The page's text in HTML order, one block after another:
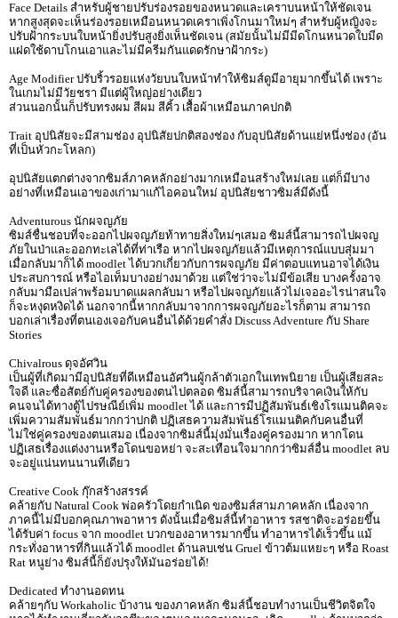
Face Details สำหรับผู้ชายปรับร่องรอยของหนวดและเคราบนหน้าให้ชัดเจน
หากสูงสุดจะเห็นร่องรอยเหมือนหนวดเคราเพิ่งโกนมาใหม่ๆ สำหรับผู้หญิงจะ
ปรับฝ้ากระบนใบหน้ายิ่งปรับสูงยิ่งเห็นชัดเจน (สมัยนั้นไม่มีมีดโกนหนวดใบมีด
แฝดใช้ดาบโกนเอาและไม่มีครีมกันแดดรักษาฝ้ากระ)
Age Modifier ปรับริ้วรอยแห่งวัยบนใบหน้าทำให้ซิมส์ดูมีอายุมากขึ้นได้ เพราะ
ในเกมไม่มีวัยชรา มีแต่ผู้ใหญ่อย่างเดียว
ส่วนนอกนั้นก็ปรับทรงผม สีผม สีคิ้ว เสื้อผ้าเหมือนภาคปกติ
Trait อุปนิสัยจะมีสามช่อง อุปนิสัยปกติสองช่อง กับอุปนิสัยด้านแย่หนึ่งช่อง (อัน
ที่เป็นหัวกะโหลก)
อุปนิสัยแตกต่างจากซิมส์ภาคหลักอย่างมากเหมือนสร้างใหม่เลย แต่ก็มีบาง
อย่างที่เหมือนเอาของเก่ามาแก้ไอคอนใหม่ อุปนิสัยชาวซิมส์มีดังนี้
Adventurous นักผจญภัย
ซิมส์ชื่นชอบที่จะออกไปผจญภัยท้าทายสิ่งใหม่ๆเสมอ ซิมส์นี้สามารถไปผจญ
ภัยในป่าและออกทะเลได้ที่ท่าเรือ หากไปผจญภัยแล้วมีเหตุการณ์แบบสุ่มมา
เมื่อกลับมาก็ได้ moodlet ได้บวกเกี่ยวกับการผจญภัย มีค่าตอบแทนอาจได้เงิน
ประสบการณ์ หรือไอเท็มบางอย่างมาด้วย แต่ใช่ว่าจะไม่มีข้อเสีย บางครั้งอาจ
กลับมามือเปล่าพร้อมบาดแผลกลับมา หรือไปผจญภัยแล้วไม่เจออะไรน่าสนใจ
ก็จะหงุดหงิดได้ นอกจากนี้หากกลับมาจากการผจญภัยอะไรก็ตาม สามารถ
บอกเล่าเรื่องที่ตนเองเจอกับคนอื่นได้ด้วยคำสั่ง Discuss Adventure กับ Share
Stories
Chivalrous ดุจอัศวิน
เป็นผู้ที่เกิดมามีอุปนิสัยที่ดีเหมือนอัศวินผู้กล้าตัวเอกในเทพนิยาย เป็นผู้เสียสละ
ใจดี และซื่อสัตย์กับคู่ครองของตนไปตลอด ซิมส์นี้สามารถบริจาคเงินให้กับ
คนจนได้ทางตู้ไปรษณีย์เพิ่ม moodlet ได้ และการมีปฏิสัมพันธ์เชิงโรแมนติคจะ
เพิ่มความสัมพันธ์มากกว่าปกติ ปฏิเสธความสัมพันธ์โรแมนติคกับคนอื่นที่
ไม่ใช่คู่ครองของตนเสมอ เนื่องจากซิมส์นี้มุ่งมั่นเรื่องคู่ครองมาก หากโดน
ปฏิเสธเรื่องแต่งงานหรือโดนขอหย่า จะสะเทือนใจมากกว่าซิมส์อื่น moodlet ลบ
จะอยู่แน่นทนนานทีเดียว
Creative Cook กุ๊กสร้างสรรค์
คล้ายกับ Natural Cook พ่อครัวโดยกำเนิด ของซิมส์สามภาคหลัก เนื่องจาก
ภาคนี้ไม่มีบอกคุณภาพอาหาร ดังนั้นเมื่อซิมส์นี้ทำอาหาร รสชาติจะอร่อยขึ้น
ได้รับค่า focus จาก moodlet บวกของอาหารมากขึ้น ทำอาหารได้เร็วขึ้น แม้
กระทั่งอาหารที่กินแล้วได้ moodlet ด้านลบเช่น Gruel ข้าวต้มแหยะๆ หรือ Roast
Rat หนูย่าง ซิมส์นี้ก็ยังปรุงให้มันอร่อยได้!
Dedicated ทำงานอดทน
คล้ายๆกับ Workaholic บ้างาน ของภาคหลัก ซิมส์นี้ชอบทำงานเป็นชีวิตจิตใจ